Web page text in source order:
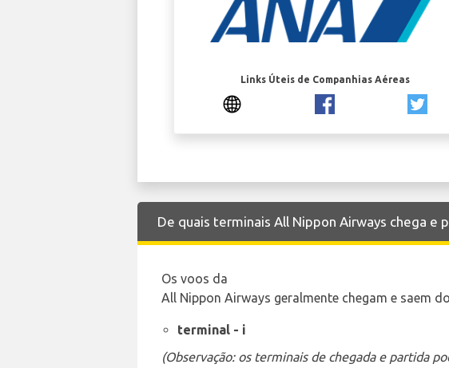
Links Úteis de Companhias Aéreas
De quais terminais All Nippon Airways chega e
Os voos da
All Nippon Airways geralmente chegam e saem
terminal - i
(Observação: os terminais de chegada e partida